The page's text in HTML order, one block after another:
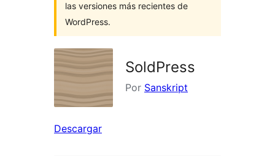
las versiones más recientes de
WordPress.
SoldPress
Por Sanskript
Descargar